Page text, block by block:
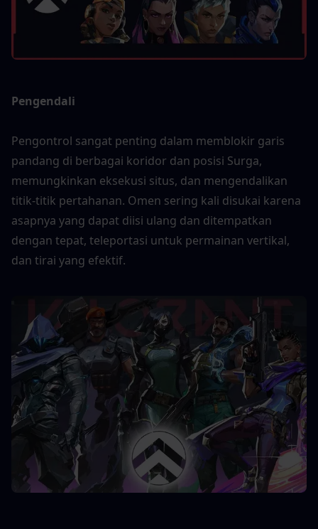
Pengendali
Pengontrol sangat penting dalam memblokir garis
pandang di berbagai koridor dan posisi Surga,
memungkinkan eksekusi situs, dan mengendalikan
titik-titik pertahanan. Omen sering kali disukai karena
asapnya yang dapat diisi ulang dan ditempatkan
dengan tepat, teleportasi untuk permainan vertikal,
dan tirai yang efektif.